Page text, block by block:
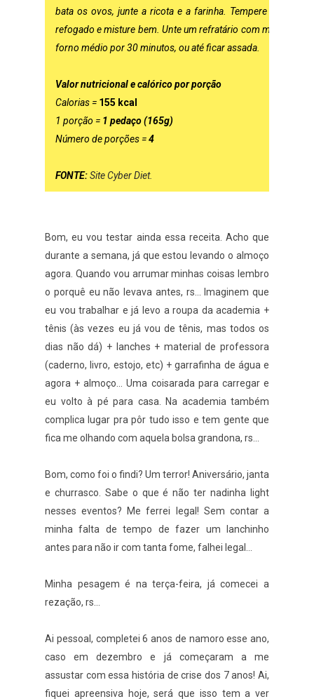
bata os ovos, junte a ricota e a farinha. Tempere com
refogado e misture bem. Unte um refratário com margarina
forno médio por 30 minutos, ou até ficar assada.
Valor nutricional e calórico por porção
Calorias = 155 kcal
1 porção = 1 pedaço (165g)
Número de porções =4
FONTE:Site Cyber Diet.
Bom, eu vou testar ainda essa receita. Acho que
durante a semana, já que estou levando o almoço
agora. Quando vou arrumar minhas coisas lembro
o porquê eu não levava antes, rs... Imaginem que
eu vou trabalhar e já levo a roupa da academia +
tênis (às vezes eu já vou de tênis, mas todos os
dias não dá) + lanches + material de professora
(caderno, livro, estojo, etc) + garrafinha de água e
agora + almoço... Uma coisarada para carregar e
eu volto à pé para casa. Na academia também
complica lugar pra pôr tudo isso e tem gente que
fica me olhando com aquela bolsa grandona, rs...
Bom, como foi o findi? Um terror! Aniversário, janta
e churrasco. Sabe o que é não ter nadinha light
nesses eventos? Me ferrei legal! Sem contar a
minha falta de tempo de fazer um lanchinho
antes para não ir com tanta fome, falhei legal...
Minha pesagem é na terça-feira, já comecei a
rezação, rs...
Ai pessoal, completei 6 anos de namoro esse ano,
caso em dezembro e já começaram a me
assustar com essa história de crise dos 7 anos! Ai,
fiquei apreensiva hoje, será que isso tem a ver